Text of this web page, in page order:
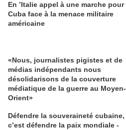
En ’Italie appel à une marche pour
Cuba face à la menace militaire
américaine
«Nous, journalistes pigistes et de
médias indépendants nous
désolidarisons de la couverture
médiatique de la guerre au Moyen-
Orient»
Défendre la souveraineté cubaine,
c’est défendre la paix mondiale -